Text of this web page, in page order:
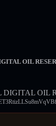
OIL
DIGITAL OIL